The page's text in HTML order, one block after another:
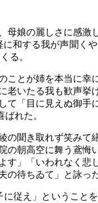
娘の麗しさに感
和する我が声聞くや
る。
とが姉を本当に幸
いたる我も歓声
「目に見えぬ御手
れた。
聞き取れず笑みて
朝高空に舞う鳶悔
」「いわれなく悲
の待ちゐて」と詠っ
え」ということ